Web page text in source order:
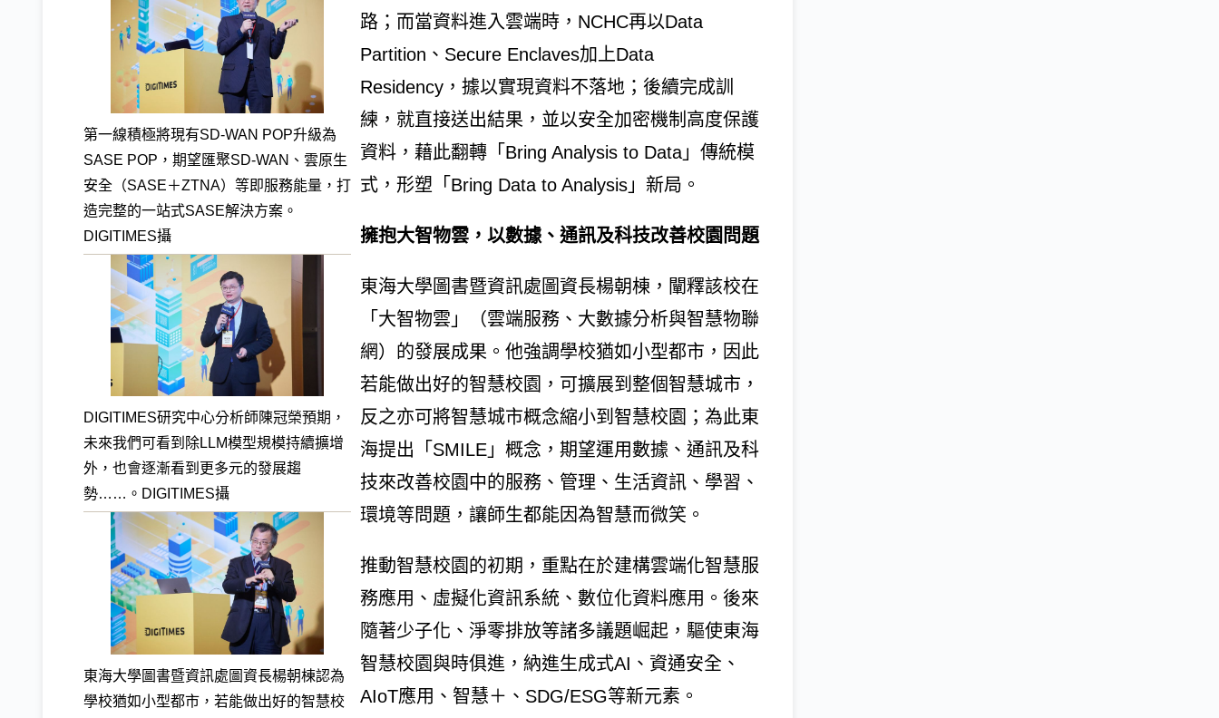
第一線積極將現有SD-WAN POP升級為
SASE POP，期望匯聚SD-WAN、雲原生
安全（SASE＋ZTNA）等即服務能量，打
造完整的一站式SASE解決方案。
DIGITIMES攝
DIGITIMES研究中心分析師陳冠榮預期，
未來我們可看到除LLM模型規模持續擴增
外，也會逐漸看到更多元的發展趨
勢……。DIGITIMES攝
東海大學圖書暨資訊處圖資長楊朝棟認為
學校猶如小型都市，若能做出好的智慧校
路；而當資料進入雲端時，NCHC再以Data
Partition、Secure Enclaves加上Data
Residency，據以實現資料不落地；後續完成訓
練，就直接送出結果，並以安全加密機制高度保護
資料，藉此翻轉「Bring Analysis to Data」傳統模
式，形塑「Bring Data to Analysis」新局。
擁抱大智物雲，以數據、通訊及科技改善校園問題
東海大學圖書暨資訊處圖資長楊朝棟，闡釋該校在
「大智物雲」（雲端服務、大數據分析與智慧物聯
網）的發展成果。他強調學校猶如小型都市，因此
若能做出好的智慧校園，可擴展到整個智慧城市，
反之亦可將智慧城市概念縮小到智慧校園；為此東
海提出「SMILE」概念，期望運用數據、通訊及科
技來改善校園中的服務、管理、生活資訊、學習、
環境等問題，讓師生都能因為智慧而微笑。
推動智慧校園的初期，重點在於建構雲端化智慧服
務應用、虛擬化資訊系統、數位化資料應用。後來
隨著少子化、淨零排放等諸多議題崛起，驅使東海
智慧校園與時俱進，納進生成式AI、資通安全、
AIoT應用、智慧＋、SDG/ESG等新元素。